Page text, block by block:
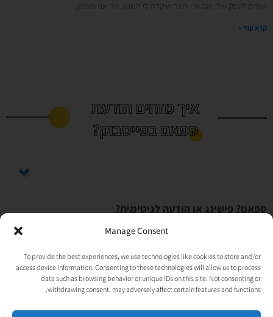
Manage Consent
To provide the best experiences, we use technologies like cookies to store and/or
access device information. Consenting to these technologies will allow us to process
data such as browsing behavior or unique IDs on this site. Not consenting or
withdrawing consent, may adversely affect certain features and functions.
ויעדים לעסק שלי. מה אני רוצה שיקרה לי השנה, מה אני מצפה,
קרא עוד »
ספאם? פישינג או הודעה לגיטימית?
איך יודעים אם הנוטיפיקציה שקיבלתם מפייסבוק באמת
11/08/2021 אין תגובות
אם אתם מנהלים עמוד עסקי בפייסבוק. בטוח קיבלתם לאחרונה מעין נוטיפיקציה שאולי
קצת התלבטתם אם זה ספאם או פישינג או הודעה אמיתית. הרי בכותרת היה
קרא עוד »